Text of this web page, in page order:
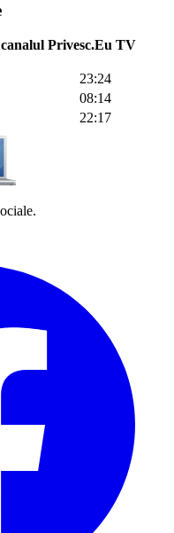
Privesc.Eu TV
23:24
08:14
22:17